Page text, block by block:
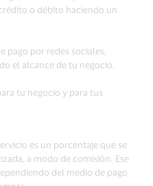
o débito haciendo un
pago por redes sociales,
el alcance de tu negocio.
tu negocio y para tus
es un porcentaje que se
a modo de comisión. Ese
del medio de pago